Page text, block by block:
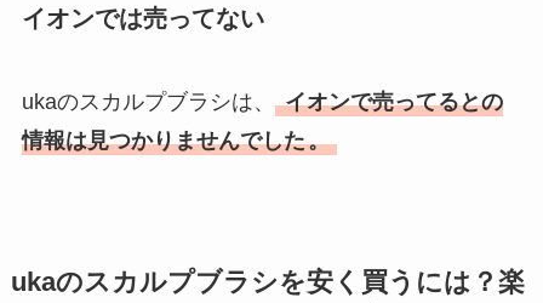
イオンでは売ってない
ukaのスカルプブラシは、
イオンで売ってるとの
情報は見つかりませんでした。
ukaのスカルプブラシを安く買うには？楽